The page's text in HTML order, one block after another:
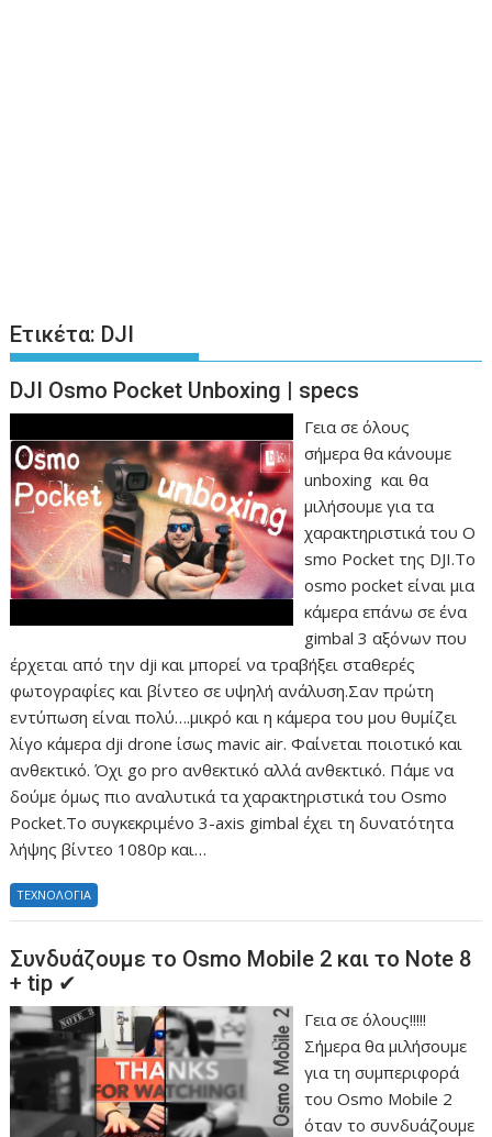
Ετικέτα: DJI
DJI Osmo Pocket Unboxing | specs
Γεια σε όλους
σήμερα θα κάνουμε
unboxing και θα
μιλήσουμε για τα
χαρακτηριστικά του O
smo Pocket της DJI.Το
osmo pocket είναι μια
κάμερα επάνω σε ένα
gimbal 3 αξόνων που
έρχεται από την dji και μπορεί να τραβήξει σταθερές
φωτογραφίες και βίντεο σε υψηλή ανάλυση.Σαν πρώτη
εντύπωση είναι πολύ….μικρό και η κάμερα του μου θυμίζει
λίγο κάμερα dji drone ίσως mavic air. Φαίνεται ποιοτικό και
ανθεκτικό. Όχι go pro ανθεκτικό αλλά ανθεκτικό. Πάμε να
δούμε όμως πιο αναλυτικά τα χαρακτηριστικά του Osmo
Pocket.Το συγκεκριμένο 3-axis gimbal έχει τη δυνατότητα
λήψης βίντεο 1080p και…
ΤΕΧΝΟΛΟΓΙΑ
Συνδυάζουμε το Osmo Mobile 2 και το Note 8
+ tip ✔
Γεια σε όλους!!!!!
Σήμερα θα μιλήσουμε
για τη συμπεριφορά
του Osmo Mobile 2
όταν το συνδυάζουμε